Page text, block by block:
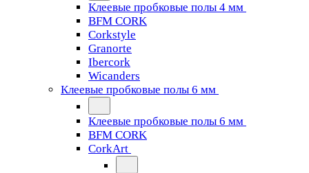
Клеевые пробковые полы 4 мм
BFM CORK
Corkstyle
Granorte
Ibercork
Wicanders
Клеевые пробковые полы 6 мм
Клеевые пробковые полы 6 мм
BFM CORK
CorkArt